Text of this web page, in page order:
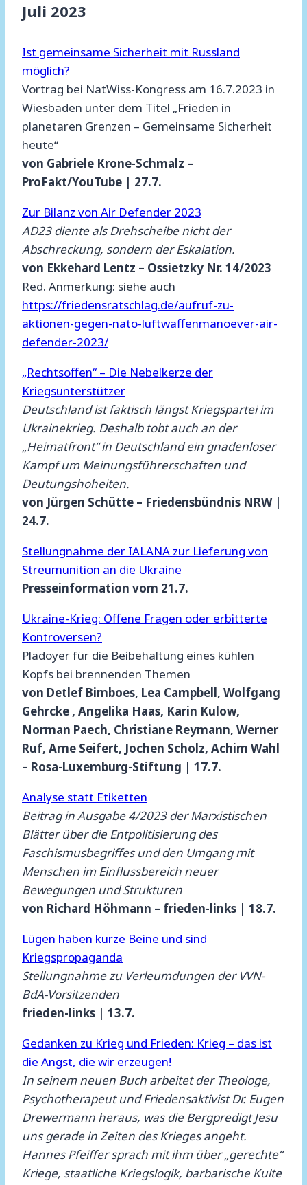
Juli 2023
Ist gemeinsame Sicherheit mit Russland
möglich?
Vortrag bei NatWiss-Kongress am 16.7.2023 in
Wiesbaden unter dem Titel „Frieden in
planetaren Grenzen – Gemeinsame Sicherheit
heute“
von Gabriele Krone-Schmalz –
ProFakt/YouTube | 27.7.
Zur Bilanz von Air Defender 2023
AD23 diente als Drehscheibe nicht der
Abschreckung, sondern der Eskalation.
von Ekkehard Lentz – Ossietzky Nr. 14/2023
Red. Anmerkung: siehe auch
https://friedensratschlag.de/aufruf-zu-
aktionen-gegen-nato-luftwaffenmanoever-air-
defender-2023/
„Rechtsoffen“ – Die Nebelkerze der
Kriegsunterstützer
Deutschland ist faktisch längst Kriegspartei im
Ukrainekrieg. Deshalb tobt auch an der
„Heimatfront“ in Deutschland ein gnadenloser
Kampf um Meinungsführerschaften und
Deutungshoheiten.
von Jürgen Schütte – Friedensbündnis NRW |
24.7.
Stellungnahme der IALANA zur Lieferung von
Streumunition an die Ukraine
Presseinformation vom 21.7.
Ukraine-Krieg: Offene Fragen oder erbitterte
Kontroversen?
Plädoyer für die Beibehaltung eines kühlen
Kopfs bei brennenden Themen
von Detlef Bimboes, Lea Campbell, Wolfgang
Gehrcke , Angelika Haas, Karin Kulow,
Norman Paech, Christiane Reymann, Werner
Ruf, Arne Seifert, Jochen Scholz, Achim Wahl
– Rosa-Luxemburg-Stiftung | 17.7.
Analyse statt Etiketten
Beitrag in Ausgabe 4/2023 der Marxistischen
Blätter über die Entpolitisierung des
Faschismusbegriffes und den Umgang mit
Menschen im Einflussbereich neuer
Bewegungen und Strukturen
von Richard Höhmann – frieden-links | 18.7.
Lügen haben kurze Beine und sind
Kriegspropaganda
Stellungnahme zu Verleumdungen der VVN-
BdA-Vorsitzenden
frieden-links | 13.7.
Gedanken zu Krieg und Frieden: Krieg – das ist
die Angst, die wir erzeugen!
In seinem neuen Buch arbeitet der Theologe,
Psychotherapeut und Friedensaktivist Dr. Eugen
Drewermann heraus, was die Bergpredigt Jesu
uns gerade in Zeiten des Krieges angeht.
Hannes Pfeiffer sprach mit ihm über „gerechte“
Kriege, staatliche Kriegslogik, barbarische Kulte